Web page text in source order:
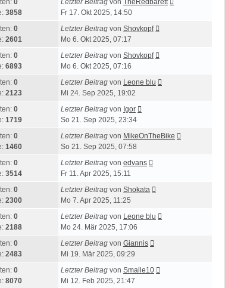
3858
Fr 17. Okt 2025, 14:50
0
2601
Letzter Beitrag von Shovkopf
Mo 6. Okt 2025, 07:17
0
6893
Letzter Beitrag von Shovkopf
Mo 6. Okt 2025, 07:16
0
2123
Letzter Beitrag von Leone blu
Mi 24. Sep 2025, 19:02
0
1719
Letzter Beitrag von Igor
So 21. Sep 2025, 23:34
0
1460
Letzter Beitrag von MikeOnTheBike
So 21. Sep 2025, 07:58
0
3514
Letzter Beitrag von edvans
Fr 11. Apr 2025, 15:11
0
2300
Letzter Beitrag von Shokata
Mo 7. Apr 2025, 11:25
0
2188
Letzter Beitrag von Leone blu
Mo 24. Mär 2025, 17:06
0
2483
Letzter Beitrag von Giannis
Mi 19. Mär 2025, 09:29
0
8070
Letzter Beitrag von Smalle10
Mi 12. Feb 2025, 21:47